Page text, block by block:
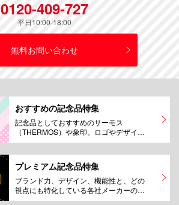
0120-409-727
平日10:00-18:00
無料お問い合わせ
おすすめの記念品特集
記念品としておすすめのサーモス
（THERMOS）や象印。ロゴやデザイン
をオリジナル名入れプリントして製作！
のおすすめのマグカップや水筒もご紹
介！
プレミアム記念品特集
ブランド力、デザイン、機能性と、どの
視点にも特化している各社メーカーのタ
ンブラーや水筒をプレミアムと総称し、